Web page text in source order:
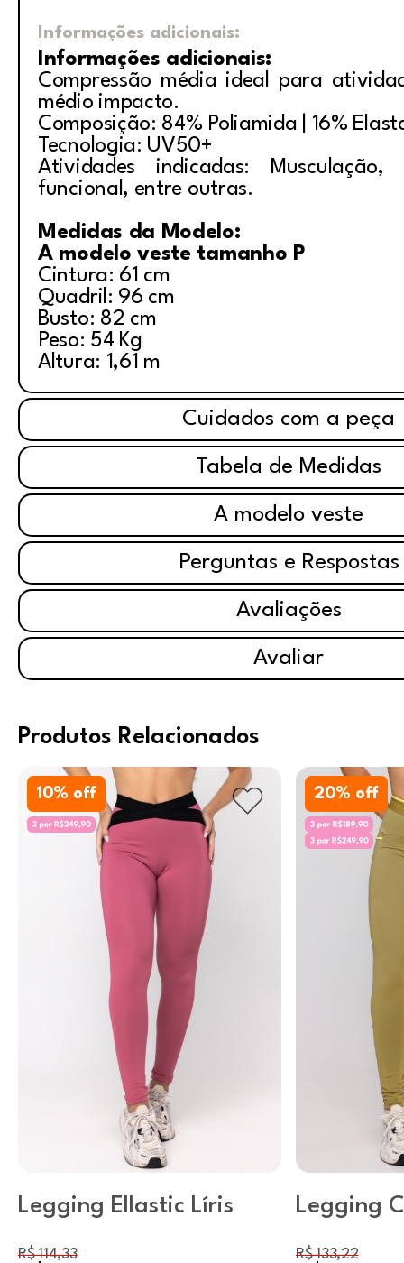
Informações adicionais:
Informações adicionais:
Compressão média ideal para
médio impacto.
Composição: 84% Poliamida | 16%
Tecnologia: UV50+
Atividades indicadas:
funcional, entre outras.
Medidas da Modelo:
A modelo veste tamanho P
Cintura: 61 cm
Quadril: 96 cm
Busto: 82 cm
Peso: 54 Kg
Altura: 1,61 m
Cuidados com a peça
Tabela de Medidas
A modelo veste
Perguntas e Respostas
Avaliações
Avaliar
Produtos Relacionados
10% off
Legging Ellastic Líris
R$ 114,33
20% off
Legging
R$ 133,22